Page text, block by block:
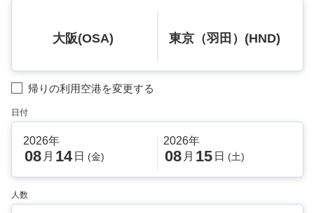
大阪(OSA) 東京（羽田）(HND)
帰りの利用空港を変更する
日付
2026年
08 月 14 日 (金)
2026年
08 月 15 日 (土)
人数